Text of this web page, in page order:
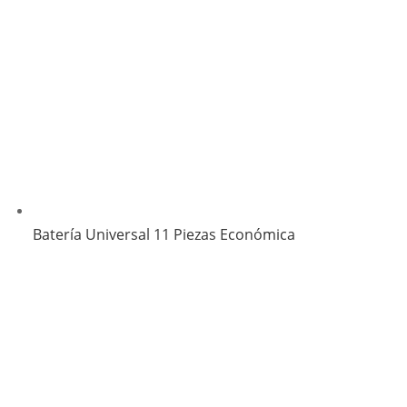
Batería Universal 11 Piezas Económica